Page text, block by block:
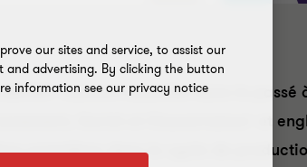
souvent associée dans le passé
Social et Gouvernance’ et
premières dans le cycle de
our sites and service, to assist our
and advertising. By clicking the button
information see our privacy notice